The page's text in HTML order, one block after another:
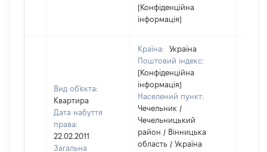
[Конфіденційна
інформація]
Вид об'єкта:
Квартира
Дата набуття
права:
22.02.2011
Загальна
Країна:
Україна
Поштовий індекс:
[Конфіденційна
інформація]
Населений пункт:
Чечельник /
Чечельницький
район / Вінницька
область / Україна